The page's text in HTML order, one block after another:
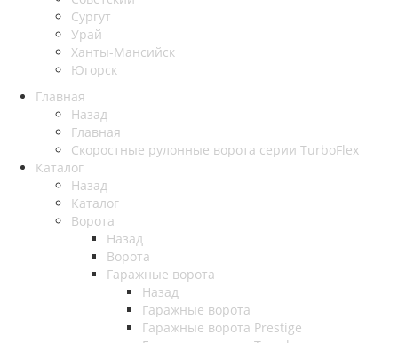
Сургут
Урай
Ханты-Мансийск
Югорск
Главная
Назад
Главная
Скоростные рулонные ворота серии TurboFlex
Каталог
Назад
Каталог
Ворота
Назад
Ворота
Гаражные ворота
Назад
Гаражные ворота
Гаражные ворота Prestige